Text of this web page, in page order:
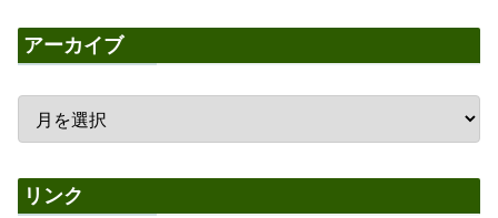
アーカイブ
リンク